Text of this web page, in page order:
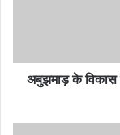
अबुझमाड़ के विकास